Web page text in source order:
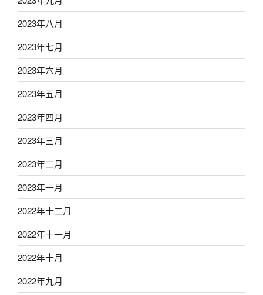
2023年八月
2023年七月
2023年六月
2023年五月
2023年四月
2023年三月
2023年二月
2023年一月
2022年十二月
2022年十一月
2022年十月
2022年九月